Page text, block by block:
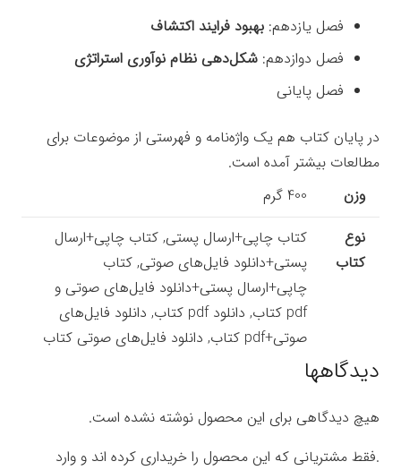
فصل یازدهم: بهبود فرایند اکتشاف
فصل دوازدهم: شکل‌دهى نظام نوآورى استراتژى
فصل پایانی
در پایان کتاب هم یک واژه‌نامه و فهرستی از موضوعات برای
مطالعات بیشتر آمده است.
وزن
400 گرم
نوع
کتاب
کتاب چاپی+ارسال پستی, کتاب چاپی+ارسال
پستی+دانلود فایل‌های صوتی, کتاب
چاپی+ارسال پستی+دانلود فایل‌های صوتی و
pdf کتاب, دانلود pdf کتاب, دانلود فایل‌های
صوتی+pdf کتاب, دانلود فایل‌های صوتی کتاب
دیدگاهها
هیچ دیدگاهی برای این محصول نوشته نشده است.
.فقط مشتریانی که این محصول را خریداری کرده اند و وارد